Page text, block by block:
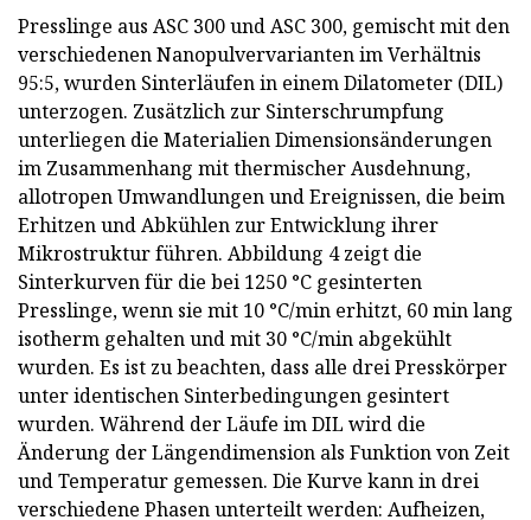
Presslinge aus ASC 300 und ASC 300, gemischt mit den
verschiedenen Nanopulvervarianten im Verhältnis
95:5, wurden Sinterläufen in einem Dilatometer (DIL)
unterzogen. Zusätzlich zur Sinterschrumpfung
unterliegen die Materialien Dimensionsänderungen
im Zusammenhang mit thermischer Ausdehnung,
allotropen Umwandlungen und Ereignissen, die beim
Erhitzen und Abkühlen zur Entwicklung ihrer
Mikrostruktur führen. Abbildung 4 zeigt die
Sinterkurven für die bei 1250 °C gesinterten
Presslinge, wenn sie mit 10 °C/min erhitzt, 60 min lang
isotherm gehalten und mit 30 °C/min abgekühlt
wurden. Es ist zu beachten, dass alle drei Presskörper
unter identischen Sinterbedingungen gesintert
wurden. Während der Läufe im DIL wird die
Änderung der Längendimension als Funktion von Zeit
und Temperatur gemessen. Die Kurve kann in drei
verschiedene Phasen unterteilt werden: Aufheizen,